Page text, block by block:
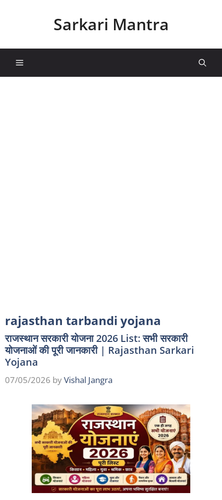
Sarkari Mantra
Menu
rajasthan tarbandi yojana
राजस्थान सरकारी योजना 2026 List: सभी सरकारी
योजनाओं की पूरी जानकारी | Rajasthan Sarkari
Yojana
07/05/2026 byVishal Jangra